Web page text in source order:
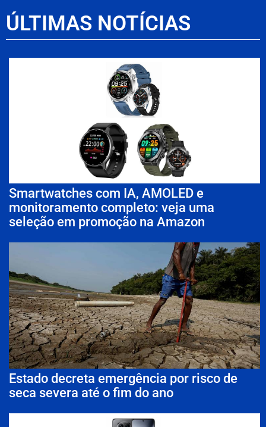
ÚLTIMAS NOTÍCIAS
Smartwatches com IA, AMOLED e
monitoramento completo: veja uma
seleção em promoção na Amazon
Estado decreta emergência por risco de
seca severa até o fim do ano